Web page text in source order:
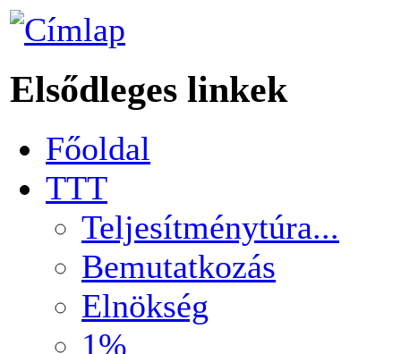
Elsődleges linkek
Főoldal
TTT
Teljesítménytúra...
Bemutatkozás
Elnökség
1%